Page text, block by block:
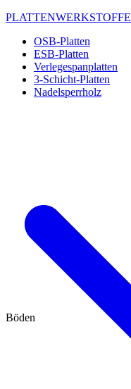
PLATTENWERKSTOFFE
OSB-Platten
ESB-Platten
Verlegespanplatten
3-Schicht-Platten
Nadelsperrholz
Böden